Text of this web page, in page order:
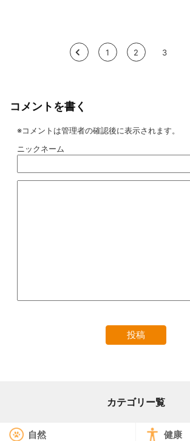
< 1 2 3
コメントを書く
※コメントは管理者の確認後に表示されます。
ニックネーム
カテゴリー覧
自然 健康